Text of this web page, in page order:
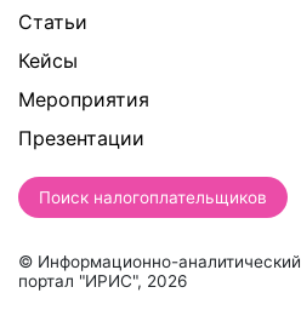
Статьи
Кейсы
Мероприятия
Презентации
Поиск налогоплательщиков
© Информационно-аналитический
портал "ИРИС", 2026